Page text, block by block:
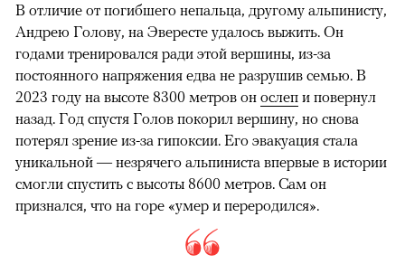
В отличие от погибшего непальца, другому альпинисту,
Андрею Голову, на Эвересте удалось выжить. Он
годами тренировался ради этой вершины, из-за
постоянного напряжения едва не разрушив семью. В
2023 году на высоте 8300 метров он ослеп и повернул
назад. Год спустя Голов покорил вершину, но снова
потерял зрение из-за гипоксии. Его эвакуация стала
уникальной — незрячего альпиниста впервые в истории
смогли спустить с высоты 8600 метров. Сам он
признался, что на горе «умер и переродился».